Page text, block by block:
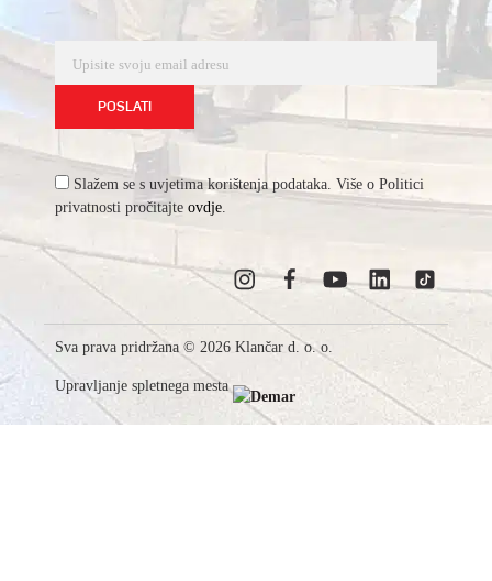
Slažem se s uvjetima korištenja podataka. Više o Politici
privatnosti pročitajte ovdje.
Sva prava pridržana © 2026 Klančar d. o. o.
Upravljanje spletnega mesta